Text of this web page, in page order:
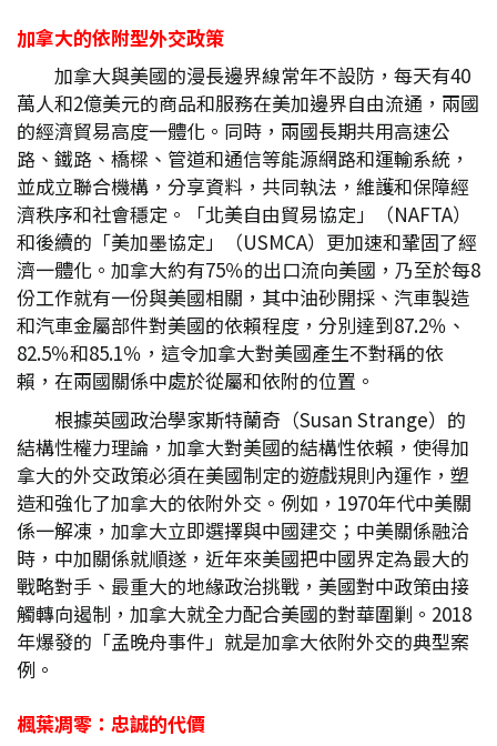
加拿大的依附型外交政策
加拿大與美國的漫長邊界線常年不設防，每天有40
萬人和2億美元的商品和服務在美加邊界自由流通，兩國
的經濟貿易高度一體化。同時，兩國長期共用高速公
路、鐵路、橋樑、管道和通信等能源網路和運輸系統，
並成立聯合機構，分享資料，共同執法，維護和保障經
濟秩序和社會穩定。「北美自由貿易協定」（NAFTA）
和後續的「美加墨協定」（USMCA）更加速和鞏固了經
濟一體化。加拿大約有75％的出口流向美國，乃至於每8
份工作就有一份與美國相關，其中油砂開採、汽車製造
和汽車金屬部件對美國的依賴程度，分別達到87.2％、
82.5％和85.1％，這令加拿大對美國產生不對稱的依
賴，在兩國關係中處於從屬和依附的位置。
根據英國政治學家斯特蘭奇（Susan Strange）的
結構性權力理論，加拿大對美國的結構性依賴，使得加
拿大的外交政策必須在美國制定的遊戲規則內運作，塑
造和強化了加拿大的依附外交。例如，1970年代中美關
係一解凍，加拿大立即選擇與中國建交；中美關係融洽
時，中加關係就順遂，近年來美國把中國界定為最大的
戰略對手、最重大的地緣政治挑戰，美國對中政策由接
觸轉向遏制，加拿大就全力配合美國的對華圍剿。2018
年爆發的「孟晚舟事件」就是加拿大依附外交的典型案
例。
楓葉凋零：忠誠的代價